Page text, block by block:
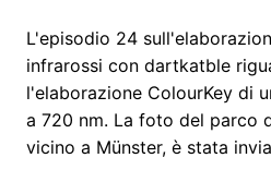
L'episodio 24
infrarossi con dartkatble
l'elaborazione ColourKey di
a 720 nm. La foto del parco
vicino a Münster, è stata